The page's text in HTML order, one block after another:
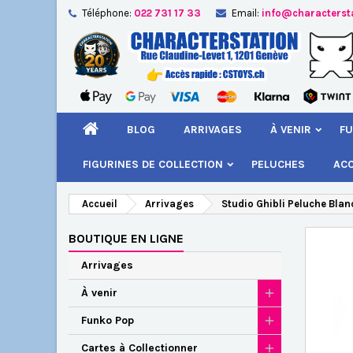
Téléphone: 022 731 17 33 Email:
BLOG ARRIVAGES À VENIR
FIGURINES DE COLLECTION PELUCHES
Accueil Arrivages Studio Ghibli Peluche
BOUTIQUE EN LIGNE
Arrivages
À venir
Funko Pop
Cartes à Collectionner